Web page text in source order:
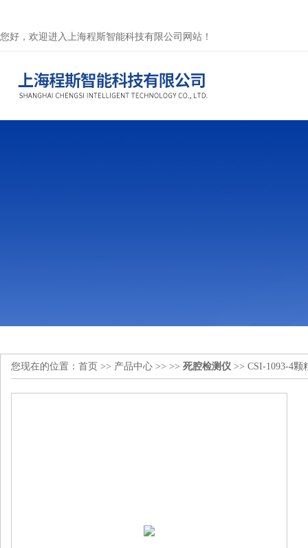
您好，欢迎进入上海程斯智能科技有限公司网站！
您现在的位置： 首页 >> 产品中心 >> >> 死腔检测仪 >> CSI-1093-4